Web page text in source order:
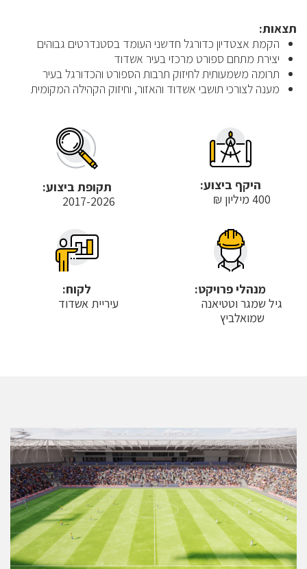
תצאות:
הקמת אצטדיון כדורגל חדשני העומד בסטנדרטים גבוהים
יצירת מתחם ספורט מרכזי בעיר אשדוד
תרומה משמעותית לחיזוק תרבות הספורט והכדורגל בעיר
מענה לצורכי תושבי אשדוד והאזור, וחיזוק הקהילה המקומית
היקף ביצוע:
400 מיליון ₪
תקופת ביצוע:
2017-2026
מנהלי פרויקט:
גיל שמגר וטטיאנה
שמואלביץ
לקוח:
עיריית אשדוד